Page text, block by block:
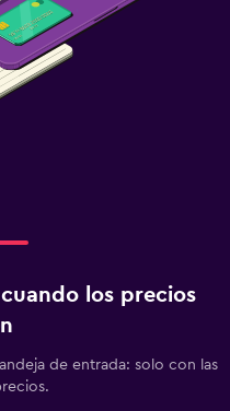
los precios
de entrada: solo con las